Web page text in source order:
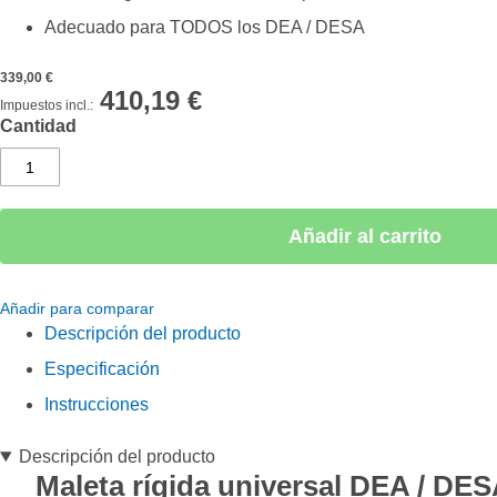
Adecuado para TODOS los DEA / DESA
339,00 €
410,19 €
Cantidad
Añadir al carrito
Añadir para comparar
Descripción del producto
Especificación
Instrucciones
Descripción del producto
Maleta rígida universal DEA /